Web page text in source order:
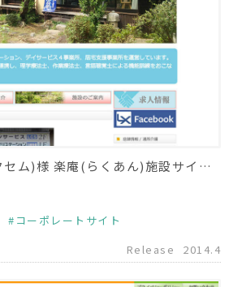
株式会社Luxem(ラクセム)様 楽庵(らくあん)施設サイト制作
コーポレートサイト
Release
2014.4